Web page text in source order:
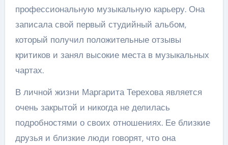
профессиональную музыкальную карьеру. Она
записала свой первый студийный альбом,
который получил положительные отзывы
критиков и занял высокие места в музыкальных
чартах.
В личной жизни Маргарита Терехова является
очень закрытой и никогда не делилась
подробностями о своих отношениях. Ее близкие
друзья и близкие люди говорят, что она